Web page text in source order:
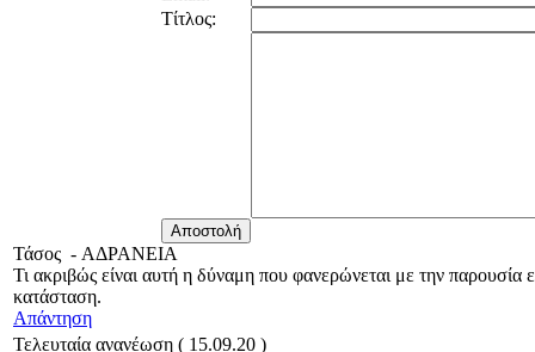
Τίτλος:
Τάσος - ΑΔΡΑΝΕΙΑ
Τι ακριβώς είναι αυτή η δύναμη που φανερώνεται με την παρουσία
κατάσταση.
Απάντηση
Τελευταία ανανέωση ( 15.09.20 )